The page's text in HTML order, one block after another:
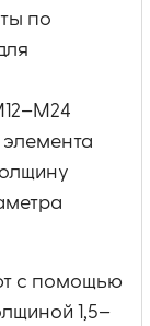
по
элемента
с помощью
1,5–